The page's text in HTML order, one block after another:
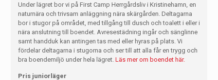
Under lägret bor vi på First Camp Herrgårdsliv i Kristinehamn, en
naturnära och trivsam anläggning nära skärgården. Deltagarna
bor i stugor på området, med tillgång till dusch och toalett i eller i
nära anslutning till boendet. Avresestädning ingår och sänglinne
samt handduk kan antingen tas med eller hyras på plats. Vi
fördelar deltagarna i stugorna och ser till att alla får en trygg och
bra boendemiljö under hela lägret. Läs mer om boendet här.
Pris juniorläger